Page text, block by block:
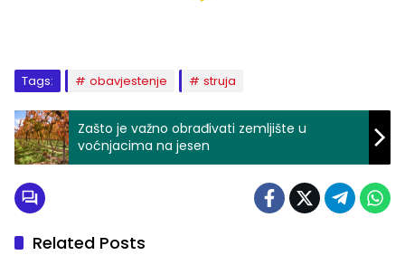
Tags: obavjestenje struja
Zašto je važno obrađivati zemljište u
voćnjacima na jesen
Related Posts